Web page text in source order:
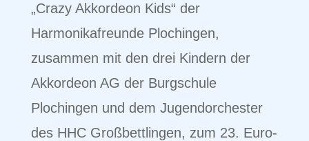
„Crazy Akkordeon Kids“ der
Harmonikafreunde Plochingen,
zusammen mit den drei Kindern der
Akkordeon AG der Burgschule
Plochingen und dem Jugendorchester
des HHC Großbettlingen, zum 23. Euro-